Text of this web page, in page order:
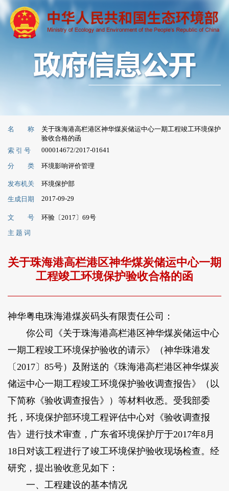
名 称
关于珠海港高栏港区神华煤炭储运中心一期工程竣工环境保护
验收合格的函
索 引 号
000014672/2017-01641
分 类 环境影响评价管理
发布机关
环境保护部
生成日期
2017-09-29
文 号
环验〔2017〕69号
主 题 词
关于珠海港高栏港区神华煤炭储运中心一期
工程竣工环境保护验收合格的函
神华粤电珠海港煤炭码头有限责任公司：
你公司《关于珠海港高栏港区神华煤炭储运中心
一期工程竣工环境保护验收的请示》（神华珠港发
〔2017〕85号）及附送的《珠海港高栏港区神华煤炭
储运中心一期工程竣工环境保护验收调查报告》（以
下简称《验收调查报告》）等材料收悉。受我部委
托，环境保护部环境工程评估中心对《验收调查报
告》进行技术审查，广东省环境保护厅于2017年8月
18日对该工程进行了竣工环境保护验收现场检查。经
研究，提出验收意见如下：
一、工程建设的基本情况